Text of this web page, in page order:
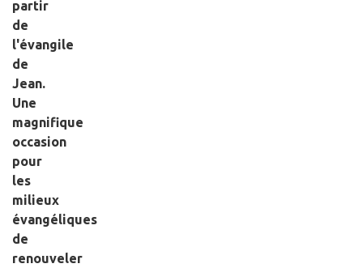
partir
de
l'évangile
de
Jean.
Une
magnifique
occasion
pour
les
milieux
évangéliques
de
renouveler